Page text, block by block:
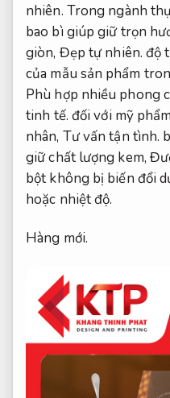
nhiên. Trong ngành
bao bì giúp giữ trọn
giòn, Đẹp tự nhiên. độ
của mẫu sản phẩm
Phù hợp nhiều phong
tinh tế. đối với mỹ
nhân, Tư vấn tận tình.
giữ chất lượng kem,
bột không bị biến đổi
hoặc nhiệt độ.
Hàng mới.